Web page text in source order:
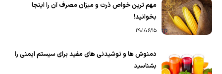
مهم ترین خواص ذرت و میزان مصرف آن را اینجا
بخوانید!
1401/06/15
دمنوش ها و نوشیدنی های مفید برای سیستم ایمنی را
بشناسید